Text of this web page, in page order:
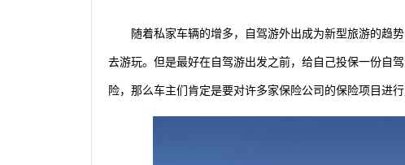
随着私家车辆的增多，自驾游外出成为新型旅游的趋
去游玩。但是最好在自驾游出发之前，给自己投保一份自
险，那么车主们肯定是要对许多家保险公司的保险项目进行